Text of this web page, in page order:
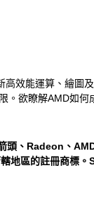
效能運算、繪圖
。欲瞭解AMD如
頭、Radeon、
地區的註冊商標